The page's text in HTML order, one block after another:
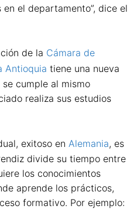
el departamento”, dice el
de la Cámara de
Antioquia tiene una nueva
cumple al mismo
realiza sus estudios
exitoso en Alemania, es
divide su tiempo entre
los conocimientos
aprende los prácticos,
formativo. Por ejemplo: